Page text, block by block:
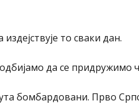
то сваки дан.
да се придружимо
бомбардовани. Прво